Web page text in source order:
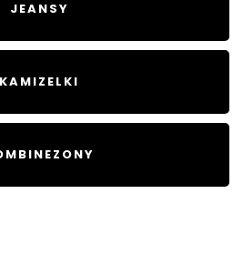
JEANSY
KAMIZELKI